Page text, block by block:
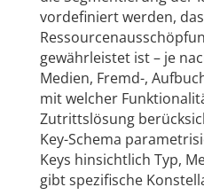
vordefiniert werden,
gewährleistet ist – je
Medien, Fremd-,
mit welcher
Zutrittslösung
Key-Schema
Keys hinsichtlich Typ,
gibt spezifische